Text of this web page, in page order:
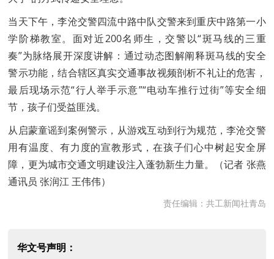
当天下午，李沧交警四流中路中队交警来到重庆中路第一小
学阶梯教室。面对近200名师生，交警以“斑马线的三重
奏”为脉络展开深度讲解：通过动态图解阐释斑马线的安全
警示功能，结合辖区真实交通事故视频剖析不礼让的危害，
最后现场示范“行人举手示意”“电动车推行过街”等安全细
节，孩子们受益匪浅。
从启蒙童谣到案例警示，从游戏互动到行为规范，李沧交警
用有温度、有力度的宣教形式，在孩子们心中树起安全屏
障，更为城市交通文明建设注入蓬勃新生力量。（记者 张燕
通讯员 张润江 王伟伟）
责任编辑：共工新闻社青岛
华文号声明：